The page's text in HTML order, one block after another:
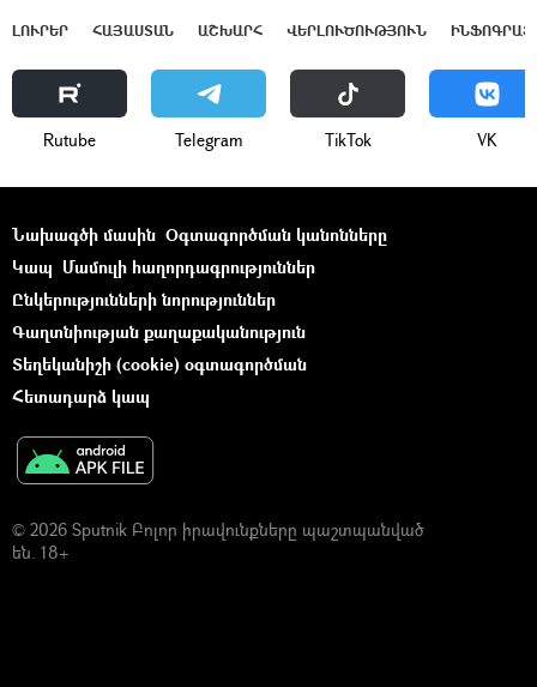
ԼՈՒՐԵՐ ՀԱՅԱՍՏԱՆ ԱՇԽԱՐՀ ՎԵՐԼՈՒԾՈՒԹՅՈՒՆ
Rutube Telegram ТikТоk VK
Նախագծի մասին Օգտագործման կանոնները
Կապ Մամուլի հաղորդագրություններ
Ընկերությունների նորություններ
Գաղտնիության քաղաքականություն
Տեղեկանիշի (cookie) օգտագործման
Հետադարձ կապ
© 2026 Sputnik Բոլոր իրավունքները պաշտպանված
են. 18+